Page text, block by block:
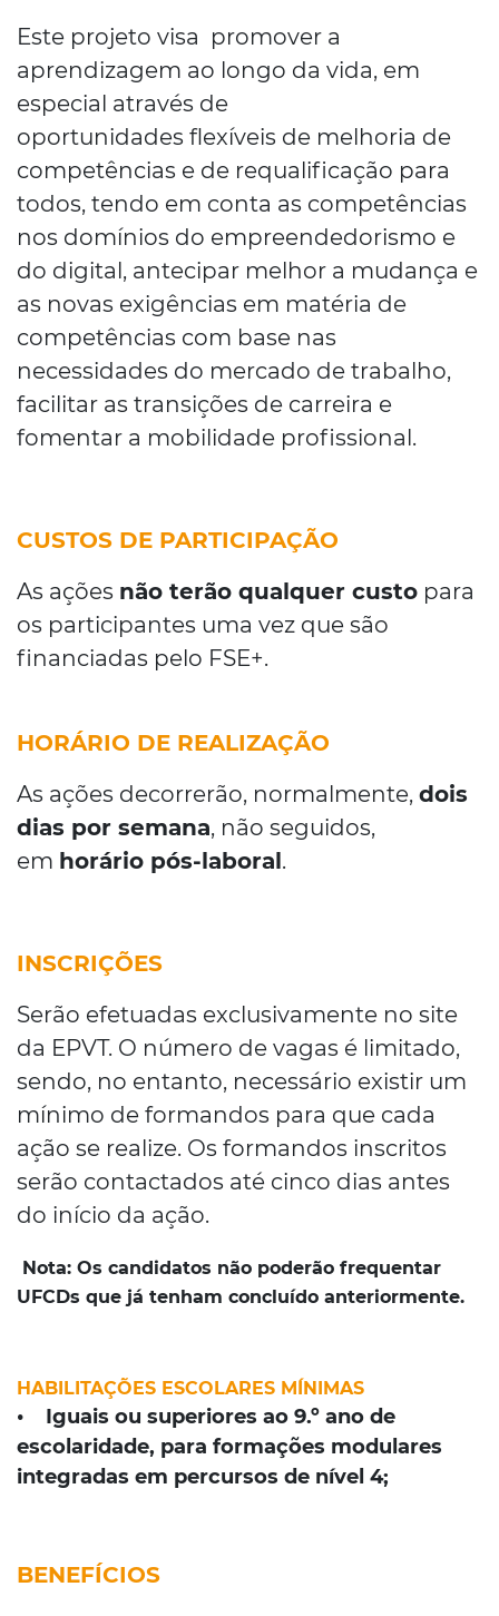
Este projeto visa promover a
aprendizagem ao longo da vida, em
especial através de
oportunidades flexíveis de melhoria de
competências e de requalificação para
todos, tendo em conta as competências
nos domínios do empreendedorismo e
do digital, antecipar melhor a mudança e
as novas exigências em matéria de
competências com base nas
necessidades do mercado de trabalho,
facilitar as transições de carreira e
fomentar a mobilidade profissional.
CUSTOS DE PARTICIPAÇÃO
As ações não terão qualquer custo para
os participantes uma vez que são
financiadas pelo FSE+.
HORÁRIO DE REALIZAÇÃO
As ações decorrerão, normalmente, dois
dias por semana, não seguidos,
em horário pós-laboral.
INSCRIÇÕES
Serão efetuadas exclusivamente no site
da EPVT. O número de vagas é limitado,
sendo, no entanto, necessário existir um
mínimo de formandos para que cada
ação se realize. Os formandos inscritos
serão contactados até cinco dias antes
do início da ação.
Nota: Os candidatos não poderão frequentar
UFCDs que já tenham concluído anteriormente.
HABILITAÇÕES ESCOLARES MÍNIMAS
• Iguais ou superiores ao 9.º ano de
escolaridade, para formações modulares
integradas em percursos de nível 4;
BENEFÍCIOS